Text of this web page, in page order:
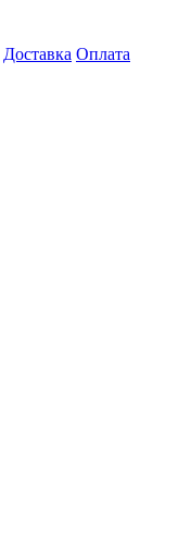
Доставка Оплата